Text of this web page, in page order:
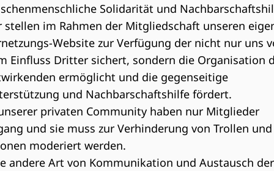
Solidarität und
stellen im Rahmen der Mitgliedschaft unseren
Website zur Verfügung der nicht nur uns
Einfluss Dritter sichert, sondern die Organisation
ermöglicht und die gegenseitige
und Nachbarschaftshilfe fördert.
privaten Community haben nur Mitglieder
und sie muss zur Verhinderung von Trollen und
moderiert werden.
andere Art von Kommunikation und Austausch der